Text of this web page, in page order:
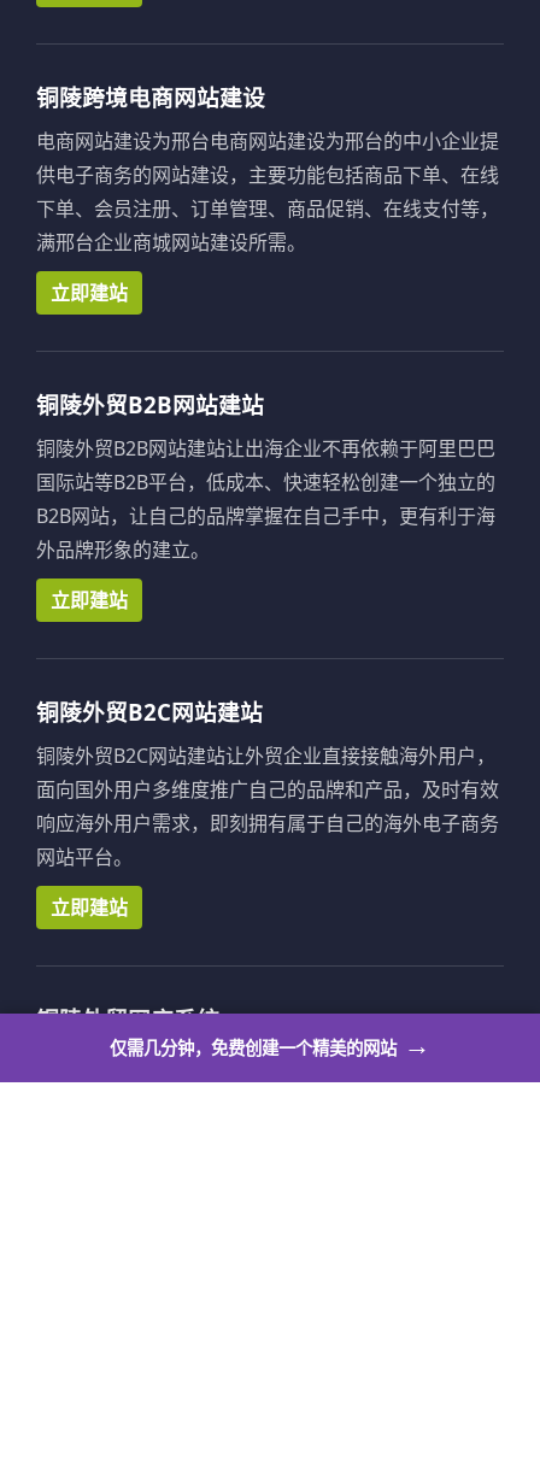
仅需几分钟，免费创建一个精美的网站→
铜陵跨境电商网站建设
电商网站建设为邢台电商网站建设为邢台的中小企业提
供电子商务的网站建设，主要功能包括商品下单、在线
下单、会员注册、订单管理、商品促销、在线支付等，
满邢台企业商城网站建设所需。
立即建站
铜陵外贸B2B网站建站
铜陵外贸B2B网站建站让出海企业不再依赖于阿里巴巴
国际站等B2B平台，低成本、快速轻松创建一个独立的
B2B网站，让自己的品牌掌握在自己手中，更有利于海
外品牌形象的建立。
立即建站
铜陵外贸B2C网站建站
铜陵外贸B2C网站建站让外贸企业直接接触海外用户，
面向国外用户多维度推广自己的品牌和产品，及时有效
响应海外用户需求，即刻拥有属于自己的海外电子商务
网站平台。
立即建站
铜陵外贸网店系统
铜陵外贸网店系统让个人也可以拥有自己的出海展示平